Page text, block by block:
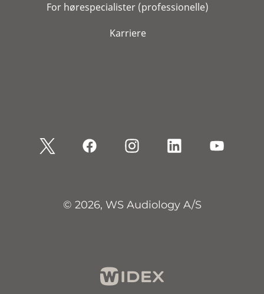
For hørespecialister (professionelle)
Karriere
© 2026, WS Audiology A/S